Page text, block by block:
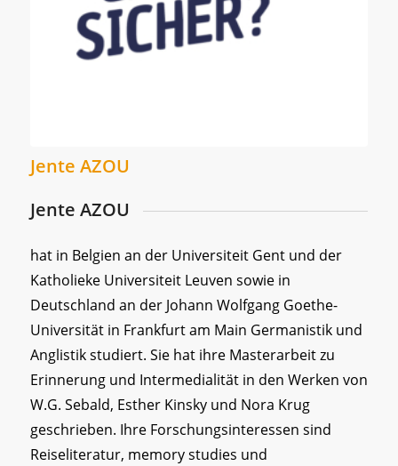
Jente AZOU
Jente AZOU
hat in Belgien an der Universiteit Gent und der
Katholieke Universiteit Leuven sowie in
Deutschland an der Johann Wolfgang Goethe-
Universität in Frankfurt am Main Germanistik und
Anglistik studiert. Sie hat ihre Masterarbeit zu
Erinnerung und Intermedialität in den Werken von
W.G. Sebald, Esther Kinsky und Nora Krug
geschrieben. Ihre Forschungsinteressen sind
Reiseliteratur, memory studies und